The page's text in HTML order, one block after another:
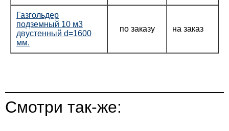
Газгольдер
подземный 10 м3
двустенный d=1600
мм.
по заказу на заказ
Смотри так-же: